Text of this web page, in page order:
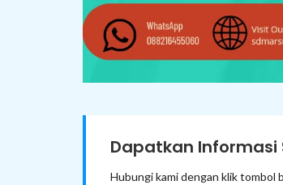
Dapatkan Informasi
Hubungi kami dengan klik tombol